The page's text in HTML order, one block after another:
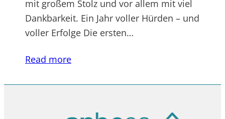
mit großem Stolz und vor allem mit viel
Dankbarkeit. Ein Jahr voller Hürden – und
voller Erfolge Die ersten…
Read more